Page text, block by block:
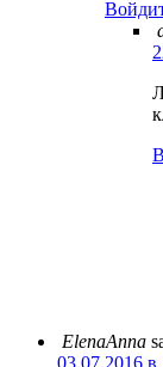
ElenaAnna
03.07.2016 в